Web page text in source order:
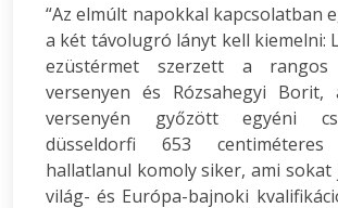
“Az elmúlt napokkal kapcsolatban
a két távolugró lányt kell kiemelni:
ezüstérmet szerzett a rangos
versenyen és Rózsahegyi Borit,
versenyén győzött egyéni
düsseldorfi 653 centiméteres
hallatlanul komoly siker, ami sokat
világ- és Európa-bajnoki